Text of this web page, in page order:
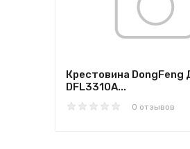
Крестовина DongFeng
DFL3310A...
0 отзывов